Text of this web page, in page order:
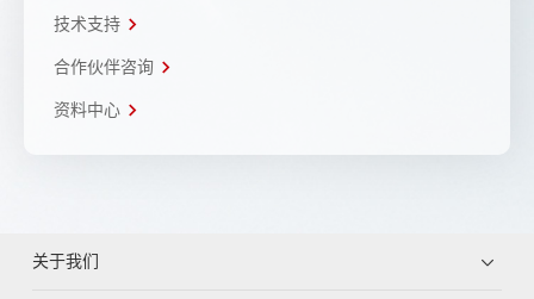
技术支持
合作伙伴咨询
资料中心
关于我们